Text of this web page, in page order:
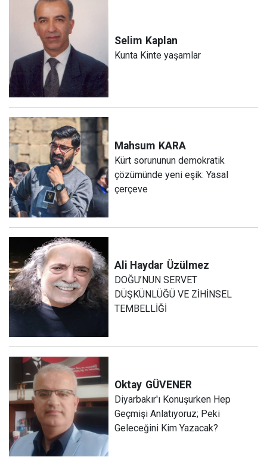
Selim Kaplan
Kunta Kinte yaşamlar
Mahsum KARA
Kürt sorununun demokratik
çözümünde yeni eşik: Yasal
çerçeve
Ali Haydar Üzülmez
DOĞU’NUN SERVET
DÜŞKÜNLÜĞÜ VE ZİHİNSEL
TEMBELLİĞİ
Oktay GÜVENER
Diyarbakır'ı Konuşurken Hep
Geçmişi Anlatıyoruz; Peki
Geleceğini Kim Yazacak?